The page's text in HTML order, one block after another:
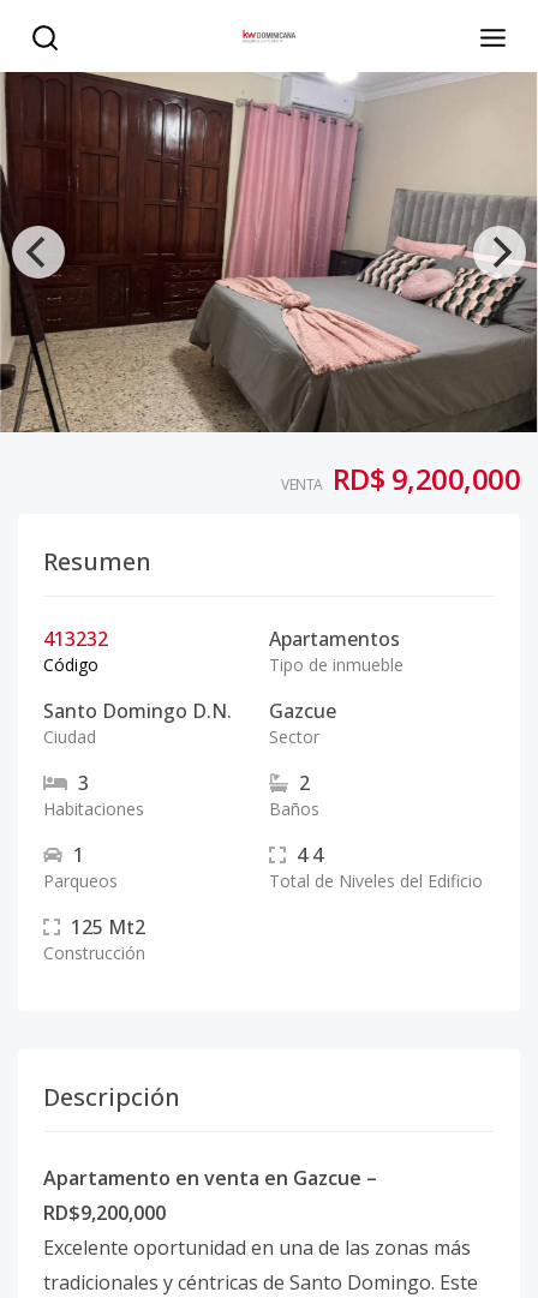
VENTA RD$ 9,200,000
Resumen
413232
Código
Apartamentos
Tipo de inmueble
Santo Domingo D.N.
Ciudad
Gazcue
Sector
3
Habitaciones
2
Baños
1
Parqueos
4 4
Total de Niveles del Edificio
125 Mt2
Construcción
Descripción
Apartamento en venta en Gazcue –
RD$9,200,000
Excelente oportunidad en una de las zonas más
tradicionales y céntricas de Santo Domingo. Este